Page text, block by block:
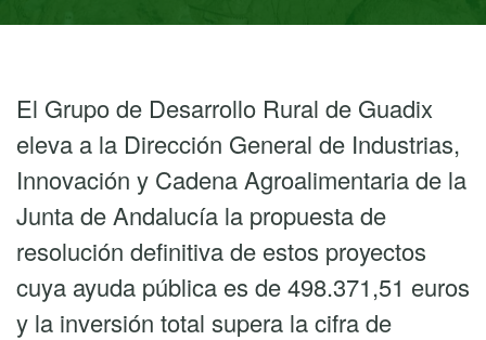
El Grupo de Desarrollo Rural de Guadix
eleva a la Dirección General de Industrias,
Innovación y Cadena Agroalimentaria de la
Junta de Andalucía la propuesta de
resolución definitiva de estos proyectos
cuya ayuda pública es de 498.371,51 euros
y la inversión total supera la cifra de